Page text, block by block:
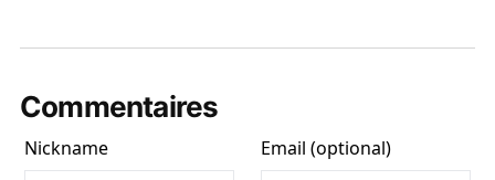
Commentaires